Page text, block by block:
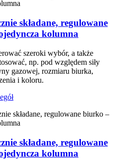
składane, regulowane
kolumna
szeroki wybór, a także
np. pod względem siły
gazowej, rozmiaru biurka,
i koloru.
składane, regulowane
kolumna